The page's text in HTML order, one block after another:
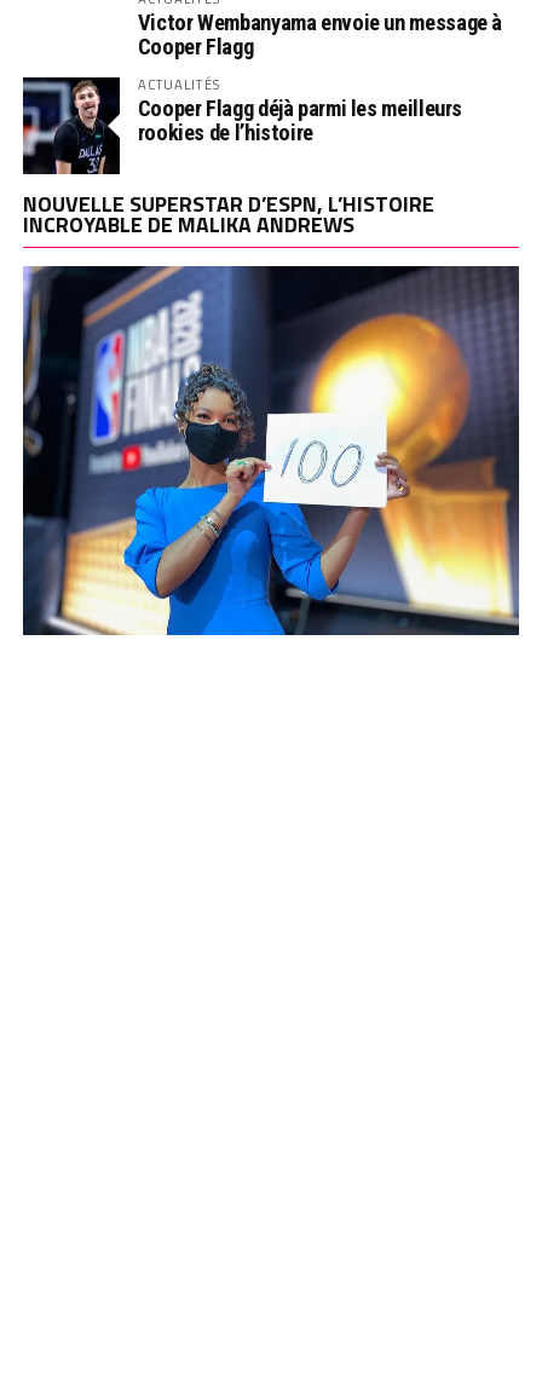
Victor Wembanyama envoie un message à
Cooper Flagg
ACTUALITÉS
Cooper Flagg déjà parmi les meilleurs
rookies de l’histoire
NOUVELLE SUPERSTAR D’ESPN, L’HISTOIRE
INCROYABLE DE MALIKA ANDREWS